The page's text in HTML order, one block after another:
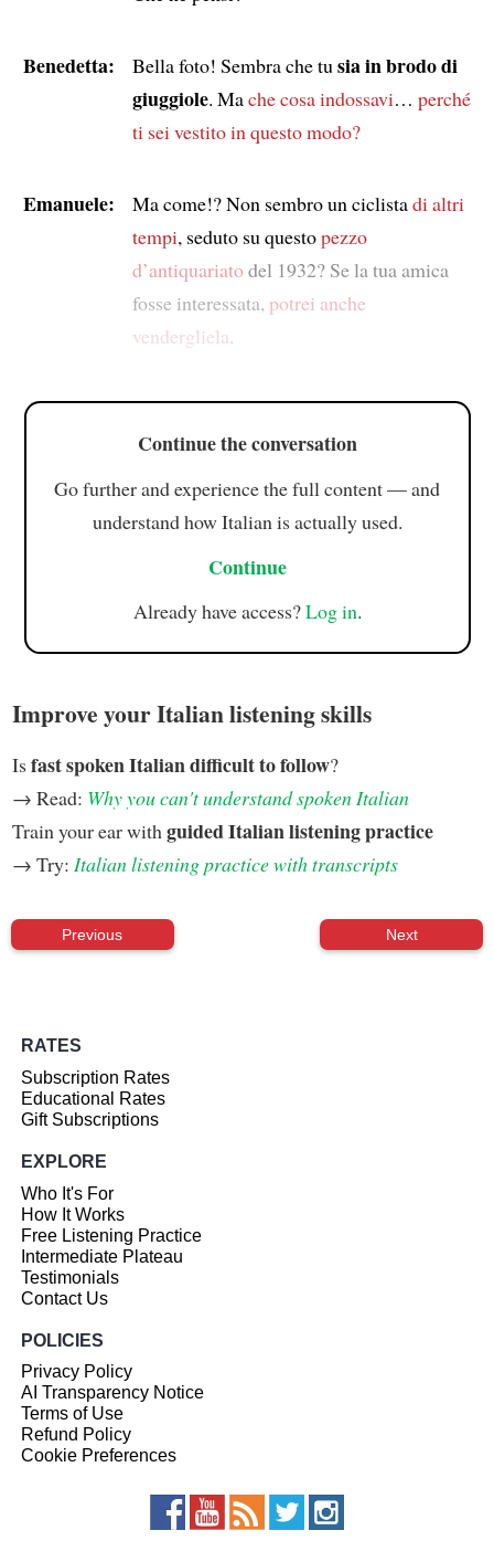
Benedetta: Bella foto! Sembra che tu sia in brodo di
giuggiole. Mache cosa indossavi… perché
ti sei vestito in questo modo?
Emanuele: Ma come!? Non sembro un ciclistadi altri
tempi, seduto su questopezzo
d’antiquariatodel 1932? Se la tua amica
fosse interessata, potrei anche
vendergliela.
Continue the conversation
Go further and experience the full content — and
understand how Italian is actually used.
Continue
Already have access?Log in.
Improve your Italian listening skills
Isfast spoken Italian difficult to follow?
→ Read: Why you can't understand spoken Italian
Train your ear with guided Italian listening practice
→ Try: Italian listening practice with transcripts
Previous Next
RATES
Subscription Rates
Educational Rates
Gift Subscriptions
EXPLORE
Who It's For
How It Works
Free Listening Practice
Intermediate Plateau
Testimonials
Contact Us
POLICIES
Privacy Policy
AI Transparency Notice
Terms of Use
Refund Policy
Cookie Preferences